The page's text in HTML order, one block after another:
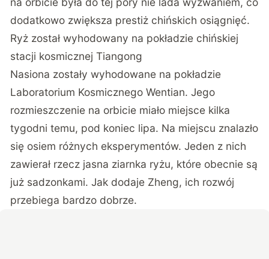
dodatkowo zwiększa prestiż chińskich osiągnięć.
Ryż został wyhodowany na pokładzie chińskiej
stacji kosmicznej Tiangong
Nasiona zostały wyhodowane na pokładzie
Laboratorium Kosmicznego Wentian. Jego
rozmieszczenie na orbicie miało miejsce kilka
tygodni temu, pod koniec lipa. Na miejscu znalazło
się osiem różnych eksperymentów. Jeden z nich
zawierał rzecz jasna ziarnka ryżu, które obecnie są
już sadzonkami. Jak dodaje Zheng, ich rozwój
przebiega bardzo dobrze.